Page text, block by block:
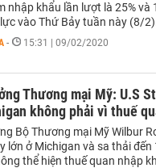
nhập khẩu lần lượt là 25% và
vào Thứ Bảy tuần này (8/
- 15:31 | 09/02/2020
Thương mại Mỹ: U.S
không phải vì thuế
Bộ Thương mại Mỹ Wilbur
lớn ở Michigan và sa thải
thể hiện thuế quan nhập